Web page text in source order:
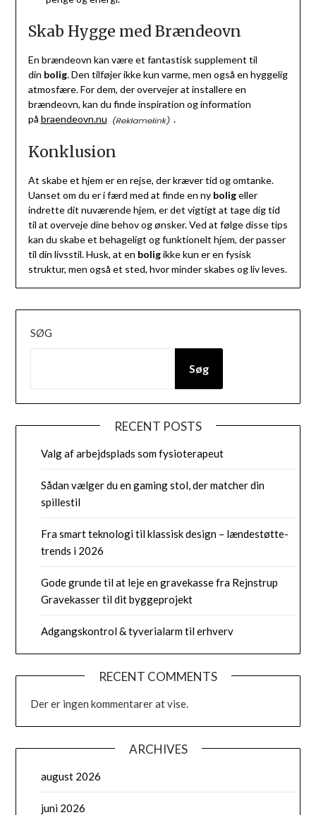
Skab Hygge med Brændeovn
En brændeovn kan være et fantastisk supplement til
din bolig. Den tilføjer ikke kun varme, men også en hyggelig
atmosfære. For dem, der overvejer at installere en
brændeovn, kan du finde inspiration og information
på braendeovn.nu .
Konklusion
At skabe et hjem er en rejse, der kræver tid og omtanke.
Uanset om du er i færd med at finde en ny boligeller
indrette dit nuværende hjem, er det vigtigt at tage dig tid
til at overveje dine behov og ønsker. Ved at følge disse tips
kan du skabe et behageligt og funktionelt hjem, der passer
til din livsstil. Husk, at en boligikke kun er en fysisk
struktur, men også et sted, hvor minder skabes og liv leves.
SØG
Søg
RECENT POSTS
Valg af arbejdsplads som fysioterapeut
Sådan vælger du en gaming stol, der matcher din
spillestil
Fra smart teknologi til klassisk design – lændestøtte-
trends i 2026
Gode grunde til at leje en gravekasse fra Rejnstrup
Gravekasser til dit byggeprojekt
Adgangskontrol & tyverialarm til erhverv
RECENT COMMENTS
Der er ingen kommentarer at vise.
ARCHIVES
august 2026
juni 2026